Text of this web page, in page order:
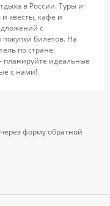
в России. Туры и
и квесты, кафе и
с
билетов. На
по стране:
идеальные
с нами!
форму обратной